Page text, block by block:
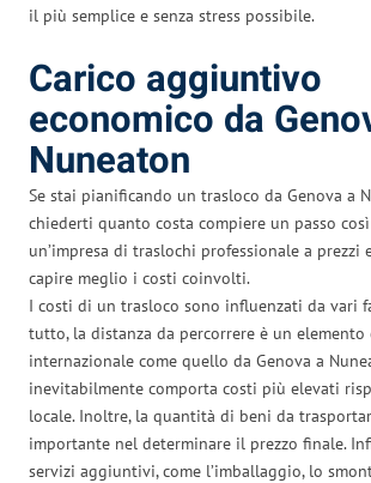
il più semplice e senza stress possibile.
Carico aggiuntivo
economico da
Nuneaton
Se stai pianificando un trasloco da Genova a
chiederti quanto costa compiere un passo così
un’impresa di traslochi professionale a prezzi
capire meglio i costi coinvolti.
I costi di un trasloco sono influenzati da vari
tutto, la distanza da percorrere è un elemento
internazionale come quello da Genova a
inevitabilmente comporta costi più elevati
locale. Inoltre, la quantità di beni da
importante nel determinare il prezzo finale.
servizi aggiuntivi, come l’imballaggio, lo